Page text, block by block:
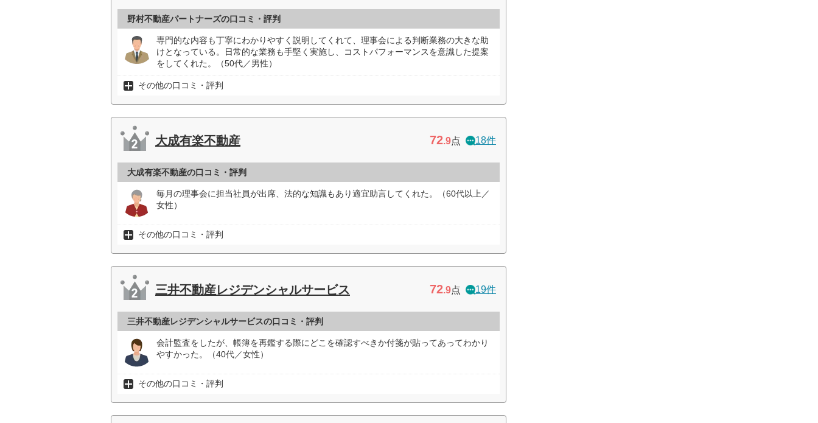
野村不動産パートナーズの口コミ・評判
専門的な内容も丁寧にわかりやすく説明してくれて、理事会による判断業務の大きな助
けとなっている。日常的な業務も手堅く実施し、コストパフォーマンスを意識した提案
をしてくれた。（50代／男性）
その他の口コミ・評判
大成有楽不動産 72.9点 18件
大成有楽不動産の口コミ・評判
毎月の理事会に担当社員が出席、法的な知識もあり適宜助言してくれた。（60代以上／
女性）
その他の口コミ・評判
三井不動産レジデンシャルサービス 72.9点 19件
三井不動産レジデンシャルサービスの口コミ・評判
会計監査をしたが、帳簿を再鑑する際にどこを確認すべきか付箋が貼ってあってわかり
やすかった。（40代／女性）
その他の口コミ・評判